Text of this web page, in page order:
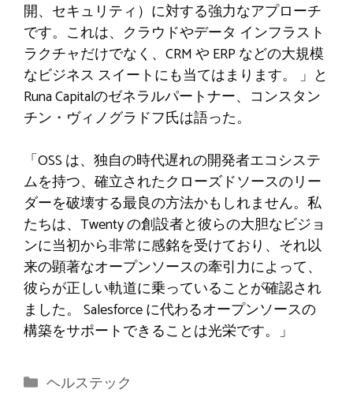
開、セキュリティ）に対する強力なアプローチ
です。これは、クラウドやデータ インフラスト
ラクチャだけでなく、CRM や ERP などの大規模
なビジネス スイートにも当てはまります。 」と
Runa Capitalのゼネラルパートナー、コンスタン
チン・ヴィノグラドフ氏は語った。
「OSS は、独自の時代遅れの開発者エコシステ
ムを持つ、確立されたクローズドソースのリー
ダーを破壊する最良の方法かもしれません。私
たちは、Twenty の創設者と彼らの大胆なビジョ
ンに当初から非常に感銘を受けており、それ以
来の顕著なオープンソースの牽引力によって、
彼らが正しい軌道に乗っていることが確認され
ました。 Salesforce に代わるオープンソースの
構築をサポートできることは光栄です。」
カ
ヘルステック